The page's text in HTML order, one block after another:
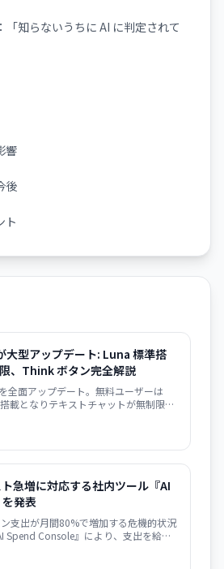
「知らないうちに AI に判定されて
響
後
ト
大型アップデート: Luna 標準搭
、Think ボタン完全解説
全面アップデート。無料ユーザーは
載となりテキストチャットが無制限
変わったか、Think ボタンの使い方、
急増に対応する社内ツール『AI
発表
支出が月間80%で増加する危機的状況
Spend Console』により、支出を給与